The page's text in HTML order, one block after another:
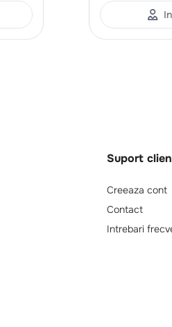
Suport
Creeaza cont
Contact
Intrebari